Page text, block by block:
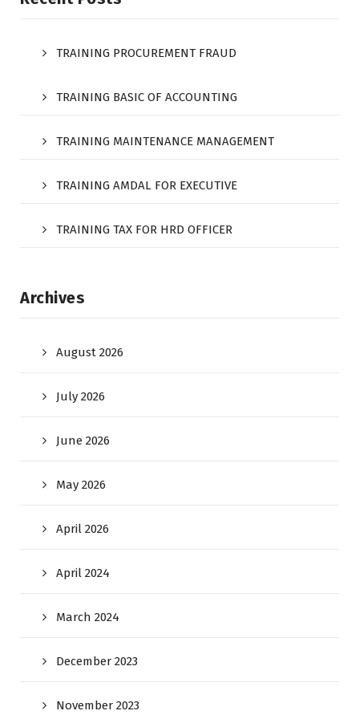
TRAINING PROCUREMENT FRAUD
TRAINING BASIC OF ACCOUNTING
TRAINING MAINTENANCE MANAGEMENT
TRAINING AMDAL FOR EXECUTIVE
TRAINING TAX FOR HRD OFFICER
Archives
August 2026
July 2026
June 2026
May 2026
April 2026
April 2024
March 2024
December 2023
November 2023